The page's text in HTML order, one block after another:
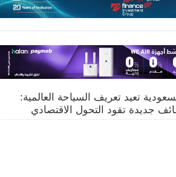
تعيد تعريف السياحة العالمية:
جديدة تقود التحول الاقتصادي